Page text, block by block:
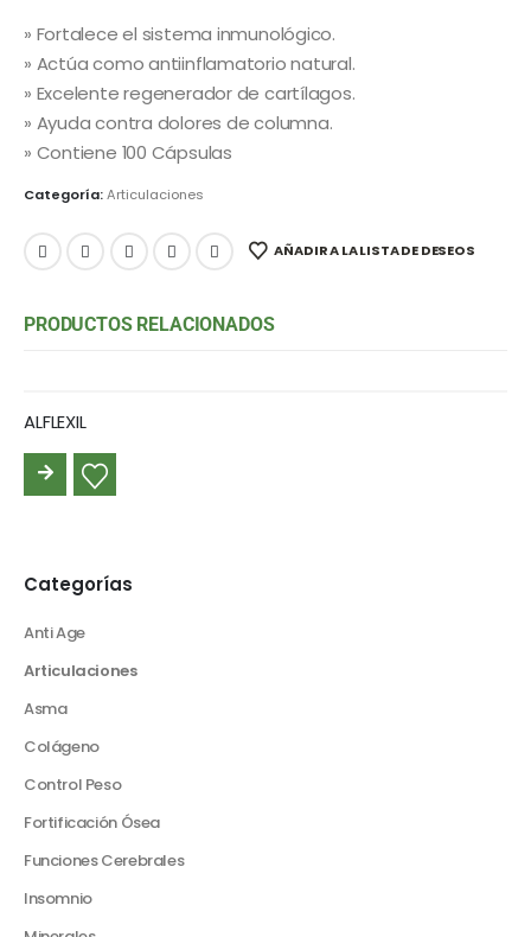
» Fortalece el sistema inmunológico.
» Actúa como antiinflamatorio natural.
» Excelente regenerador de cartílagos.
» Ayuda contra dolores de columna.
» Contiene 100 Cápsulas
Categoría:Articulaciones
AÑADIR A LA LISTA DE DESEOS
PRODUCTOS RELACIONADOS
ALFLEXIL
Categorías
Anti Age
Articulaciones
Asma
Colágeno
Control Peso
Fortificación Ósea
Funciones Cerebrales
Insomnio